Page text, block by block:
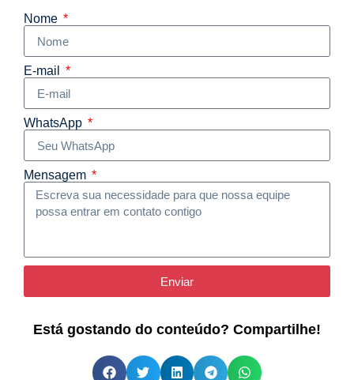
Nome
E-mail
WhatsApp
Mensagem
Enviar
Está gostando do conteúdo? Compartilhe!